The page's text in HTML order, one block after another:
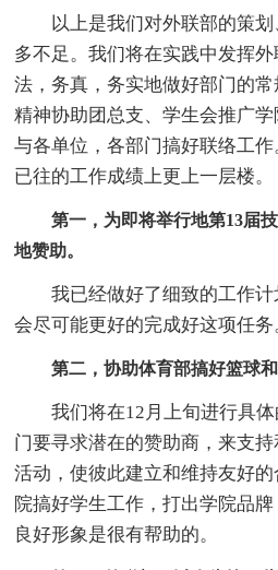
以上是我们对外联部的策划
多不足。我们将在实践中发挥
法，务真，务实地做好部门的
精神协助团总支、学生会推广
与各单位，各部门搞好联络工
已往的工作成绩上更上一层楼。
第一，为即将举行地第13届
地赞助。
我已经做好了细致的工作计
会尽可能更好的完成好这项任务
第二，协助体育部搞好篮球和
我们将在12月上旬进行具体
门要寻求潜在的赞助商，来支
活动，使彼此建立和维持友好
院搞好学生工作，打出学院品
良好形象是很有帮助的。